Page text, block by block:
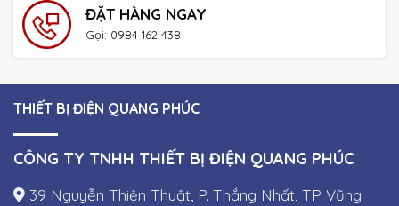
ĐẶT HÀNG NGAY
Gọi: 0984 162 438
THIẾT BỊ ĐIỆN QUANG PHÚC
CÔNG TY TNHH THIẾT BỊ ĐIỆN QUANG PHÚC
39 Nguyễn Thiện Thuật, P. Thắng Nhất, TP Vũng